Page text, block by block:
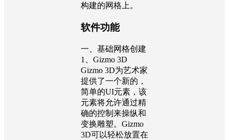
构建的网格上。
软件功能
一、基础网格创建
1、Gizmo 3D
Gizmo 3D为艺术家
提供了一个新的，
简单的UI元素，该
元素将允许通过精
确的控制来操纵和
变换雕塑。Gizmo
3D可以轻松放置在